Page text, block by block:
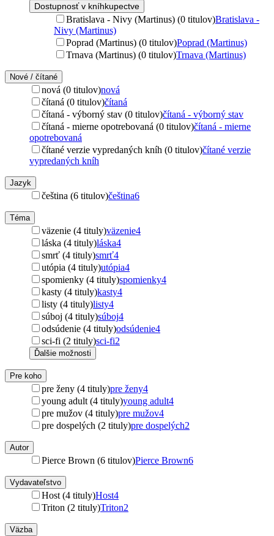
Dostupnosť v kníhkupectve
Bratislava - Nivy (Martinus) (0 titulov)Bratislava -
Nivy (Martinus)
Poprad (Martinus) (0 titulov)Poprad (Martinus)
Trnava (Martinus) (0 titulov)Trnava (Martinus)
Nové / čítané
nová (0 titulov)nová
čítaná (0 titulov)čítaná
čítaná - výborný stav (0 titulov)čítaná - výborný stav
čítaná - mierne opotrebovaná (0 titulov)čítaná - mierne
opotrebovaná
čítané verzie vypredaných kníh (0 titulov)čítané verzie
vypredaných kníh
Jazyk
čeština (6 titulov)čeština6
Téma
väzenie (4 tituly)väzenie4
láska (4 tituly)láska4
smrť (4 tituly)smrť4
utópia (4 tituly)utópia4
spomienky (4 tituly)spomienky4
kasty (4 tituly)kasty4
listy (4 tituly)listy4
súboj (4 tituly)súboj4
odsúdenie (4 tituly)odsúdenie4
sci-fi (2 tituly)sci-fi2
Ďalšie možnosti
Pre koho
pre ženy (4 tituly)pre ženy4
young adult (4 tituly)young adult4
pre mužov (4 tituly)pre mužov4
pre dospelých (2 tituly)pre dospelých2
Autor
Pierce Brown (6 titulov)Pierce Brown6
Vydavateľstvo
Host (4 tituly)Host4
Triton (2 tituly)Triton2
Väzba